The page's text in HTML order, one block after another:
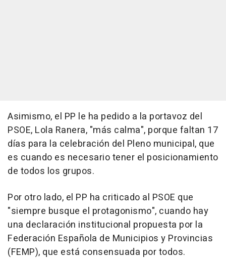
Asimismo, el PP le ha pedido a la portavoz del
PSOE, Lola Ranera, "más calma", porque faltan 17
días para la celebración del Pleno municipal, que
es cuando es necesario tener el posicionamiento
de todos los grupos.
Por otro lado, el PP ha criticado al PSOE que
"siempre busque el protagonismo", cuando hay
una declaración institucional propuesta por la
Federación Española de Municipios y Provincias
(FEMP), que está consensuada por todos.